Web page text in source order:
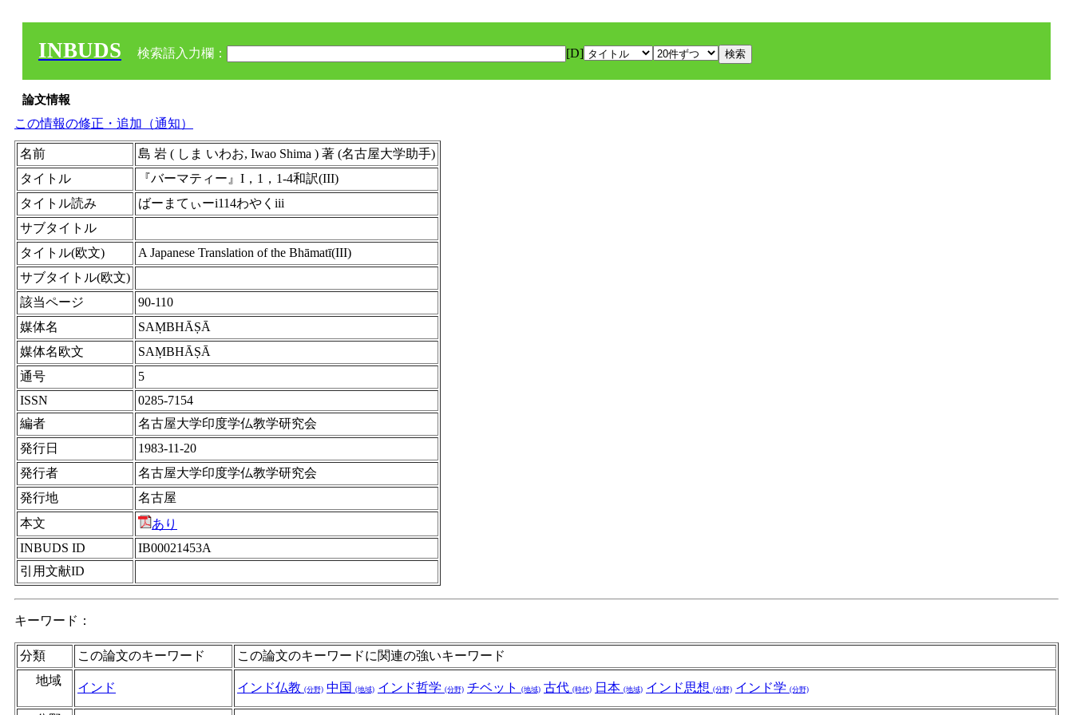
INBUDS 検索語入力欄： [D]
論文情報
この情報の修正・追加（通知）
名前
島 岩 ( しま いわお, Iwao Shima ) 著 (名古屋大学助手)
タイトル
『バーマティー』I，1，1-4和訳(III)
タイトル読み
ばーまてぃーi114わやくiii
サブタイトル
タイトル(欧文)
A Japanese Translation of the Bhāmatī(III)
サブタイトル(欧文)
該当ページ
90-110
媒体名
SAṂBHĀṢĀ
媒体名欧文
SAṂBHĀṢĀ
通号
5
ISSN
0285-7154
編者
名古屋大学印度学仏教学研究会
発行日
1983-11-20
発行者
名古屋大学印度学仏教学研究会
発行地
名古屋
本文
あり
INBUDS ID
IB00021453A
引用文献ID
キーワード：
分類 この論文のキーワード
この論文のキーワードに関連の強いキーワード
地域
インド インド仏教 (分野) 中国 (地域) インド哲学 (分野) チベット (地域) 古代 (時代) 日本 (地域) インド思想 (分野) インド学 (分野)